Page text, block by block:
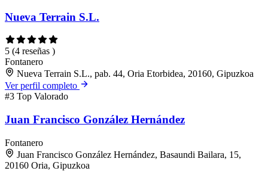
Nueva Terrain S.L.
5 (4 reseñas )
Fontanero
Nueva Terrain S.L., pab. 44, Oria Etorbidea, 20160, Gipuzkoa
Ver perfil completo
#3 Top Valorado
Juan Francisco González Hernández
Fontanero
Juan Francisco González Hernández, Basaundi Bailara, 15,
20160 Oria, Gipuzkoa